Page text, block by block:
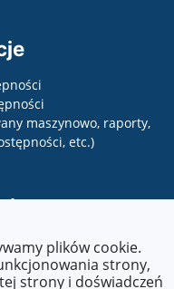
maszynowo, raporty,
etc.)
2
plików cookie.
strony,
strony i doświadczeń